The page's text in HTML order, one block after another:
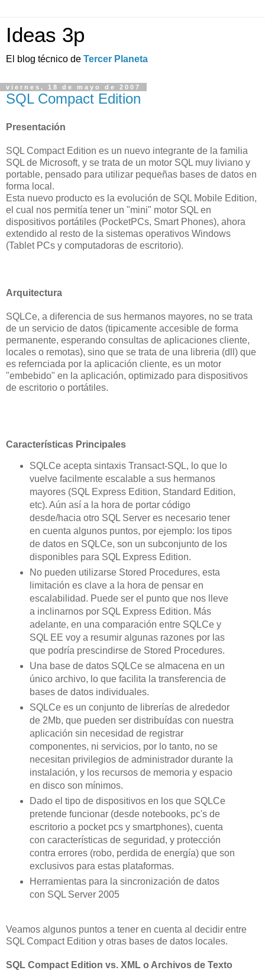
Ideas 3p
El blog técnico de Tercer Planeta
viernes, 18 de mayo de 2007
SQL Compact Edition
Presentación
SQL Compact Edition es un nuevo integrante de la familia
SQL de Microsoft, y se trata de un motor SQL muy liviano y
portable, pensado para utilizar pequeñas bases de datos en
forma local.
Esta nuevo producto es la evolución de SQL Mobile Edition,
el cual nos permitía tener un "mini" motor SQL en
dispositivos portátiles (PocketPCs, Smart Phones), ahora
extendido al resto de la sistemas operativos Windows
(Tablet PCs y computadoras de escritorio).
Arquitectura
SQLCe, a diferencia de sus hermanos mayores, no se trata
de un servicio de datos (tipicamente accesible de forma
permanente, esperando consultas de aplicaciones cliente,
locales o remotas), sino que se trata de una libreria (dll) que
es refernciada por la aplicación cliente, es un motor
"embebido" en la aplicación, optimizado para dispositivos
de escritorio o portátiles.
Características Principales
SQLCe acepta sintaxis Transact-SQL, lo que lo
vuelve facilmente escalable a sus hermanos
mayores (SQL Express Edition, Standard Edition,
etc). Aún así a la hora de portar código
desde/hacia otro SQL Server es necesario tener
en cuenta algunos puntos, por ejemplo: los tipos
de datos en SQLCe, son un subconjunto de los
disponibles para SQL Express Edition.
No pueden utilizarse Stored Procedures, esta
limitación es clave a la hora de pensar en
escalabilidad. Puede ser el punto que nos lleve
a inclinarnos por SQL Express Edition. Más
adelante, en una comparación entre SQLCe y
SQL EE voy a resumir algunas razones por las
que podría prescindirse de Stored Procedures.
Una base de datos SQLCe se almacena en un
único archivo, lo que facilita la transferencia de
bases de datos individuales.
SQLCe es un conjunto de librerías de alrededor
de 2Mb, que pueden ser distribuídas con nuestra
aplicación sin necesidad de registrar
componentes, ni servicios, por lo tanto, no se
necesitan privilegios de administrador durante la
instalación, y los recursos de memoria y espacio
en disco son mínimos.
Dado el tipo de dispositivos en los que SQLCe
pretende funcionar (desde notebooks, pc's de
escritorio a pocket pcs y smartphones), cuenta
con características de seguridad, y protección
contra errores (robo, perdida de energía) que son
exclusivos para estas plataformas.
Herramientas para la sincronización de datos
con SQL Server 2005
Veamos algunos puntos a tener en cuenta al decidir entre
SQL Compact Edition y otras bases de datos locales.
SQL Compact Edition vs. XML o Archivos de Texto